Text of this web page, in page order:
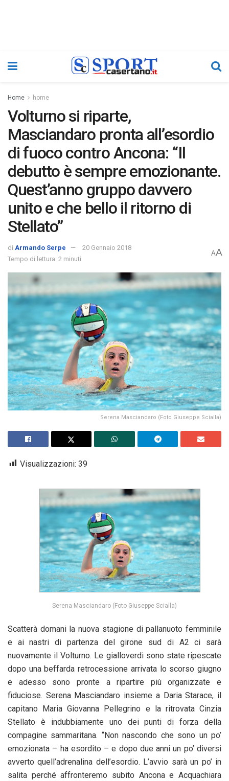
Home home
Volturno si riparte,
Masciandaro pronta all’esordio
di fuoco contro Ancona: “Il
debutto è sempre emozionante.
Quest’anno gruppo davvero
unito e che bello il ritorno di
Stellato”
di Armando Serpe
20 Gennaio 2018
Tempo di lettura: 2 minuti
AA
Serena Masciandaro (Foto Giuseppe Scialla)
Visualizzazioni: 39
Serena Masciandaro (Foto Giuseppe Scialla)
Scatterà domani la nuova stagione di pallanuoto femminile
e ai nastri di partenza del girone sud di A2 ci sarà
nuovamente il Volturno. Le gialloverdi sono state ripescate
dopo una beffarda retrocessione arrivata lo scorso giugno
e adesso sono pronte a ripartire più organizzate e
fiduciose. Serena Masciandaro insieme a Daria Starace, il
capitano Maria Giovanna Pellegrino e la ritrovata Cinzia
Stellato è indubbiamente uno dei punti di forza della
compagine sammaritana. “Non nascondo che sono un po’
emozionata – ha esordito – e dopo due anni un po’ diversi
avverto quell’adrenalina dell’esordio. L’avvio sarà un po’ in
salita perché affronteremo subito Ancona e Acquachiara